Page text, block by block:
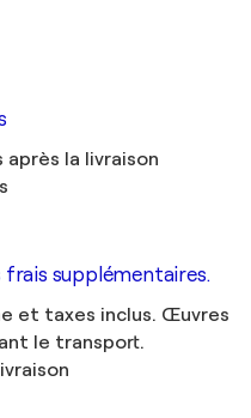
la livraison
frais supplémentaires.
et taxes inclus. Œuvres
le transport.